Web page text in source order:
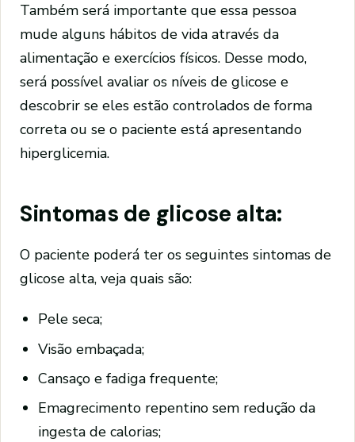
Também será importante que essa pessoa
mude alguns hábitos de vida através da
alimentação e exercícios físicos. Desse modo,
será possível avaliar os níveis de glicose e
descobrir se eles estão controlados de forma
correta ou se o paciente está apresentando
hiperglicemia.
Sintomas de glicose alta:
O paciente poderá ter os seguintes sintomas de
glicose alta, veja quais são:
Pele seca;
Visão embaçada;
Cansaço e fadiga frequente;
Emagrecimento repentino sem redução da
ingesta de calorias;